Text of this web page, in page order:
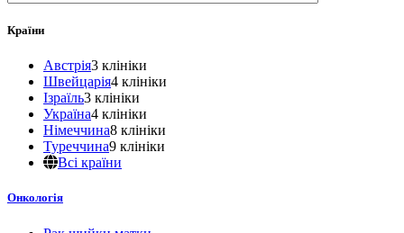
Країни
Австрія3 клініки
Швейцарія4 клініки
Ізраїль3 клініки
Україна4 клініки
Німеччина8 клініки
Туреччина9 клініки
Всі країни
Онкологія